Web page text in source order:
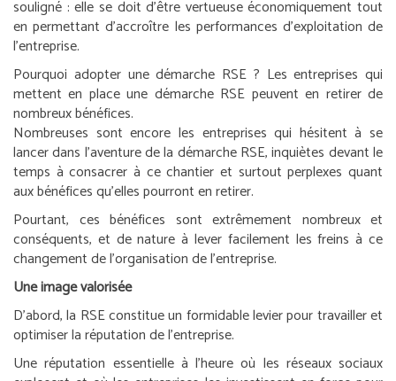
souligné : elle se doit d’être vertueuse économiquement tout
en permettant d’accroître les performances d’exploitation de
l’entreprise.
Pourquoi adopter une démarche RSE ? Les entreprises qui
mettent en place une démarche RSE peuvent en retirer de
nombreux bénéfices.
Nombreuses sont encore les entreprises qui hésitent à se
lancer dans l’aventure de la démarche RSE, inquiètes devant le
temps à consacrer à ce chantier et surtout perplexes quant
aux bénéfices qu’elles pourront en retirer.
Pourtant, ces bénéfices sont extrêmement nombreux et
conséquents, et de nature à lever facilement les freins à ce
changement de l’organisation de l’entreprise.
Une image valorisée
D’abord, la RSE constitue un formidable levier pour travailler et
optimiser la réputation de l’entreprise.
Une réputation essentielle à l’heure où les réseaux sociaux